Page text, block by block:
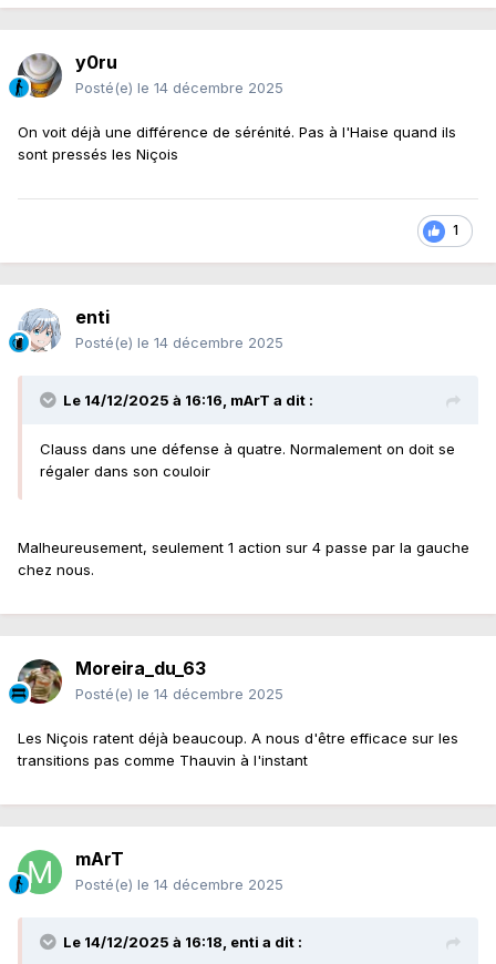
y0ru
Posté(e) le 14 décembre 2025
On voit déjà une différence de sérénité. Pas à l'Haise quand ils
sont pressés les Niçois
1
enti
Posté(e) le 14 décembre 2025
Le 14/12/2025 à 16:16, mArT a dit :
Clauss dans une défense à quatre. Normalement on doit se
régaler dans son couloir
Malheureusement, seulement 1 action sur 4 passe par la gauche
chez nous.
Moreira_du_63
Posté(e) le 14 décembre 2025
Les Niçois ratent déjà beaucoup. A nous d'être efficace sur les
transitions pas comme Thauvin à l'instant
mArT
Posté(e) le 14 décembre 2025
Le 14/12/2025 à 16:18, enti a dit :